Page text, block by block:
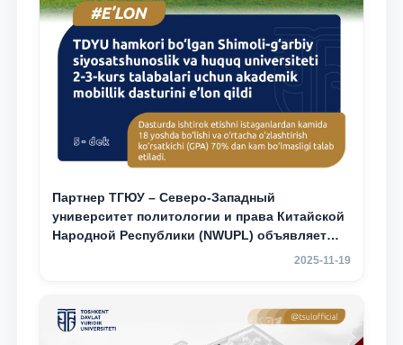
Партнер ТГЮУ – Северо-Западный
университет политологии и права Китайской
Народной Республики (NWUPL) объявляет
программу академической мобильности для
2025-11-19